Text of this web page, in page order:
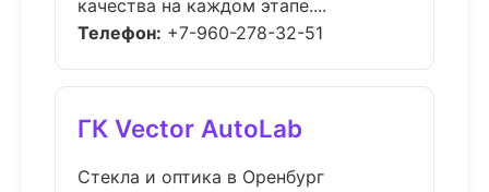
качества на каждом этапе....
Телефон: +7-960-278-32-51
ГК Vector AutoLab
Стекла и оптика в Оренбург